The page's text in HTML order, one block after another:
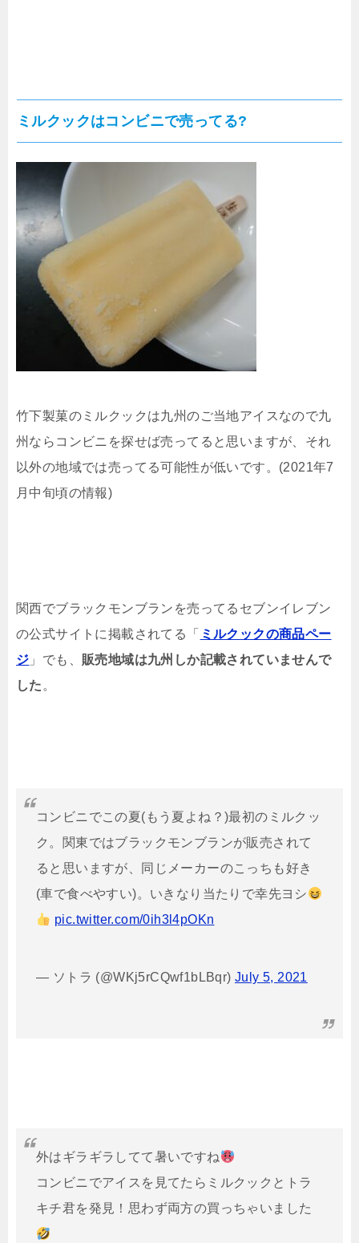
ミルクックはコンビニで売ってる?
竹下製菓のミルクックは九州のご当地アイスなので九
州ならコンビニを探せば売ってると思いますが、それ
以外の地域では売ってる可能性が低いです。(2021年7
月中旬頃の情報)
関西でブラックモンブランを売ってるセブンイレブン
の公式サイトに掲載されてる「 ミルクックの商品ペー
ジ 」でも、 販売地域は九州しか記載されていませんで
した 。
コンビニでこの夏(もう夏よね？)最初のミルクッ
ク。関東ではブラックモンブランが販売されて
ると思いますが、同じメーカーのこっちも好き
(車で食べやすい)。いきなり当たりで幸先ヨシ
pic.twitter.com/0ih3l4pOKn
— ソトラ (@WKj5rCQwf1bLBqr) July 5, 2021
外はギラギラしてて暑いですね
コンビニでアイスを見てたらミルクックとトラ
キチ君を発見！思わず両方の買っちゃいました